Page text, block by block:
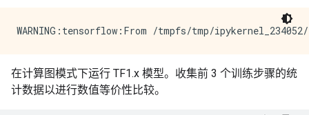
在计算图模式下运行 TF1.x 模型。收集前 3 个训练步骤的统
计数据以进行数值等价性比较。